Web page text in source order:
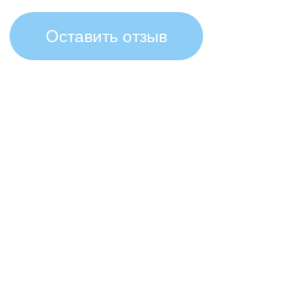
Оставить отзыв